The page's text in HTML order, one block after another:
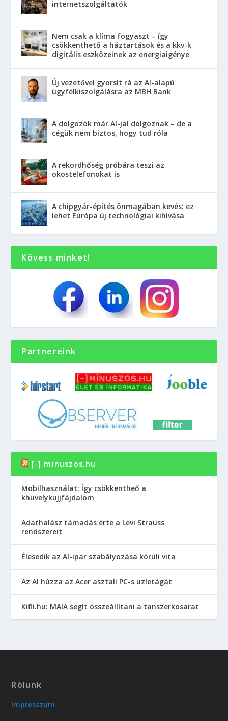
internetszolgáltatók
Nem csak a klíma fogyaszt – így
csökkenthető a háztartások és a kkv-k
digitális eszközeinek az energiaigénye
Új vezetővel gyorsít rá az AI-alapú
ügyfélkiszolgálásra az MBH Bank
A dolgozók már AI-jal dolgoznak – de a
cégük nem biztos, hogy tud róla
A rekordhőség próbára teszi az
okostelefonokat is
A chipgyár-építés önmagában kevés: ez
lehet Európa új technológiai kihívása
Kövess minket!
Partnereink
[-] minuszos.hu
Mobilhasználat: Így csökkentheő a
khüvelykujjfájdalom
Adathalász támadás érte a Levi Strauss
rendszereit
Élesedik az AI-ipar szabályozása körüli vita
Az AI húzza az Acer asztali PC-s üzletágát
Kifli.hu: MAIA segít összeállítani a tanszerkosarat
Rólunk
Impresszum